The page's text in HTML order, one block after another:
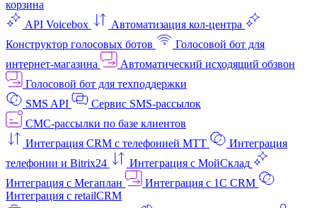
корзина
API Voicebox
Автоматизация кол‑центра
Конструктор голосовых ботов
Голосовой бот для
интернет‑магазина
Автоматический исходящий обзвон
Голосовой бот для техподдержки
SMS API
Сервис SMS-рассылок
СМС-рассылки по базе клиентов
Интеграция CRM с телефонией МТТ
Интеграция
телефонии и Bitrix24
Интеграция с МойСклад
Интеграция с Мегаплан
Интеграция с 1C CRM
Интеграция с retailCRM